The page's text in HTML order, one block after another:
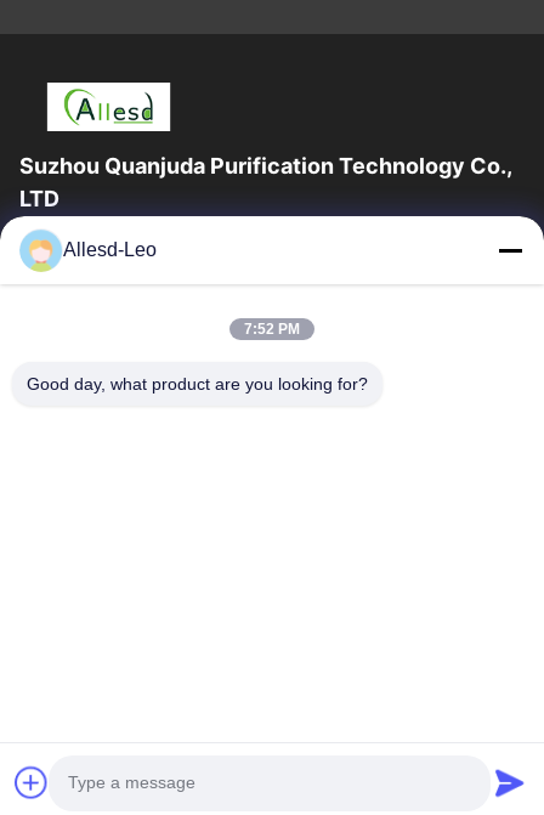
Suzhou Quanjuda Purification Technology Co.,
LTD
16years ervaring, als belangrijke fabrikant en exporteur van
ESD & Cleanroom producten, bieden wij een volledige lijn van
Huis
Producten
Allesd-Leo
7:52 PM
Good day, what product are you looking for?